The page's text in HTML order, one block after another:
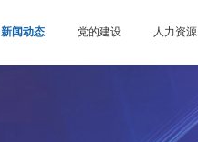
新闻动态 党的建设 人力资源